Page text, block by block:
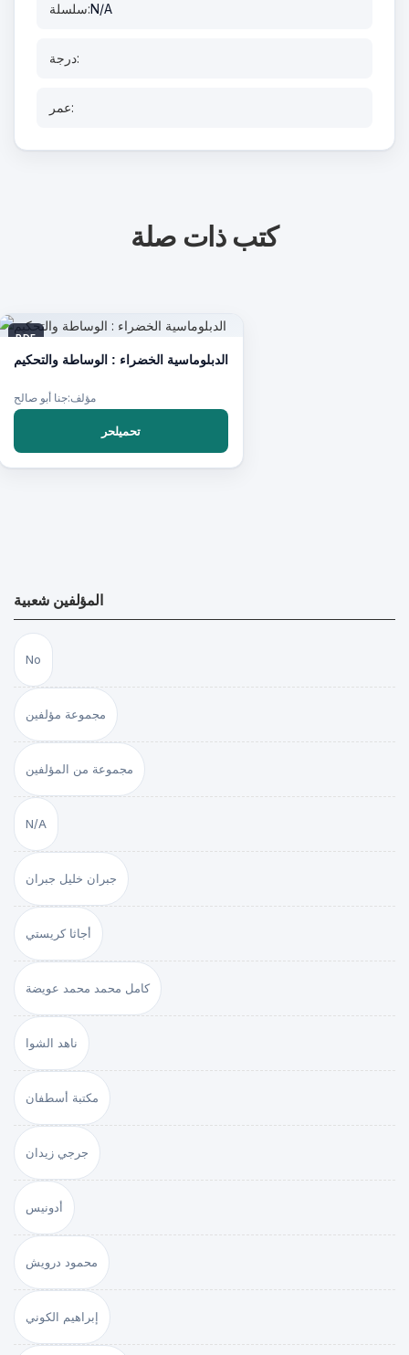
سلسلة:N/A
درجة:
عمر:
كتب ذات صلة
PDF
الدبلوماسية الخضراء : الوساطة والتحكيم
مؤلف:جنا أبو صالح
تحميلحر
المؤلفين شعبية
No
مجموعة مؤلفين
مجموعة من المؤلفين
N/A
جبران خليل جبران
أجاثا كريستي
كامل محمد محمد عويضة
ناهد الشوا
مكتبة أسطفان
جرجي زيدان
أدونيس
محمود درويش
إبراهيم الكوني